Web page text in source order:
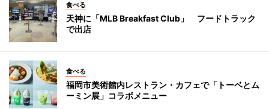
食べる
天神に「MLB Breakfast Club」 フードトラック
で出店
食べる
福岡市美術館内レストラン・カフェで「トーベとム
ーミン展」コラボメニュー